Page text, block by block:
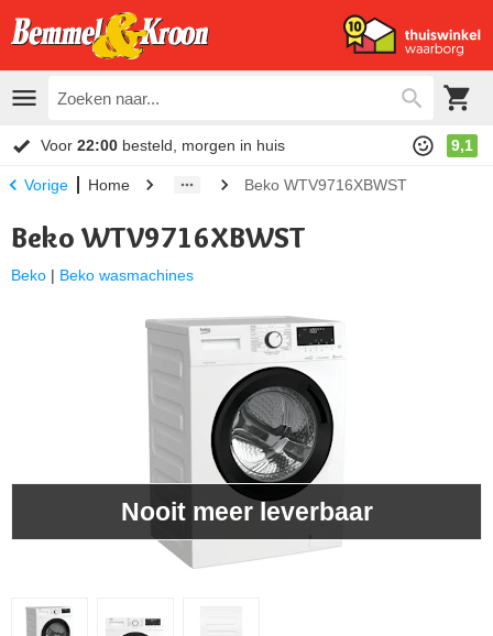
Voor 22:00 besteld, morgen in huis 9,1
Vorige Home Beko WTV9716XBWST
Beko WTV9716XBWST
Beko | Beko wasmachines
Nooit meer leverbaar